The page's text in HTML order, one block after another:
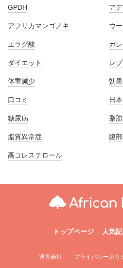
GPDH ア
アフリカマンゴノキ ウ
エラグ酸 ガ
ダイエット レ
体重減少 効果
口コミ 日本
糖尿病 脂
脂質異常症 腹
高コレステロール
トップページ 人気
運営会社 プライバシーポリ